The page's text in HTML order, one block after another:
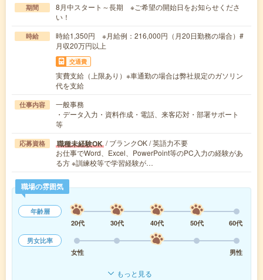
期間
8月中スタート～長期 ※ご希望の開始日をお知らせくださ
い！
時給
時給1,350円 ※月給例：216,000円（月20日勤務の場合）#
月収20万円以上
交通費
実費支給（上限あり）※車通勤の場合は弊社規定のガソリン
代を支給
仕事内容
一般事務
・データ入力・資料作成・電話、来客応対・部署サポート
等
応募資格 職種未経験OK / ブランクOK / 英語力不要
お仕事でWord、Excel、PowerPoint等のPC入力の経験があ
る方 ※訓練校等で学習経験が…
職場の雰囲気
年齢層
20代
30代 40代 50代
60代
男女比率
女性
男性
もっと見る